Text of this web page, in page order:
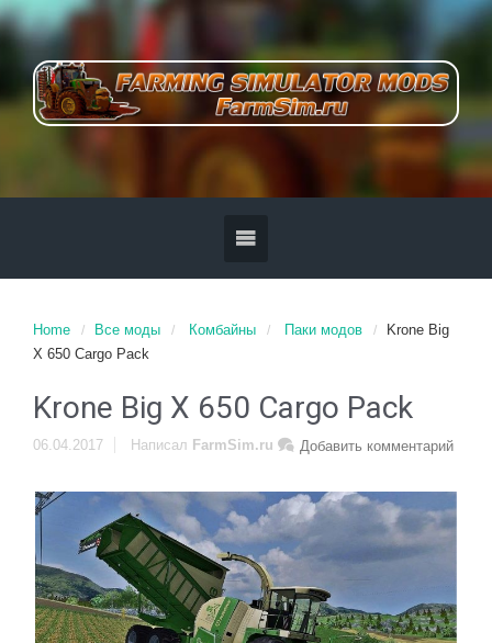
Home Все моды Комбайны Паки модов
Krone Big
X 650 Cargo Pack
Krone Big X 650 Cargo Pack
06.04.2017 Добавить комментарий
Написал FarmSim.ru